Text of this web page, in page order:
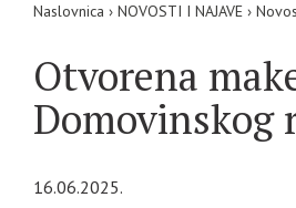
Naslovnica NOVOSTI I NAJAVE
Otvorena
Domovinskog
16.06.2025.